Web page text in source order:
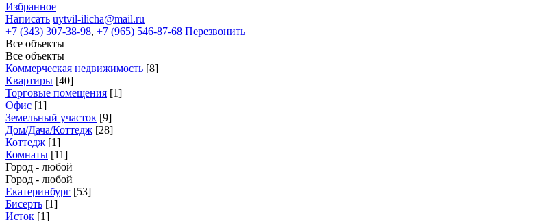
Избранное
Написать uytvil-ilicha@mail.ru
+7 (343) 307-38-98, +7 (965) 546-87-68 Перезвонить
Все объекты
Все объекты
Коммерческая недвижимость [8]
Квартиры [40]
Торговые помещения [1]
Офис [1]
Земельный участок [9]
Дом/Дача/Коттедж [28]
Коттедж [1]
Комнаты [11]
Город - любой
Город - любой
Екатеринбург [53]
Бисерть [1]
Исток [1]